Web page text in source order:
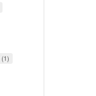
1